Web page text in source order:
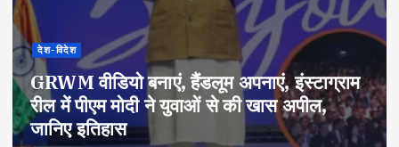
देश-विदेश
GRWM वीडियो बनाएं, हैंडलूम अपनाएं, इंस्टाग्राम
रील में पीएम मोदी ने युवाओं से की खास अपील,
जानिए इतिहास